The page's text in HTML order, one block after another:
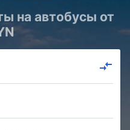
на автобусы от